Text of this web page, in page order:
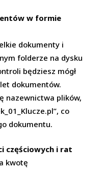
w formie
dokumenty i
folderze na dysku
będziesz mógł
dokumentów.
nazewnictwa plików,
co
dokumentu.
częściowych i rat
kwotę